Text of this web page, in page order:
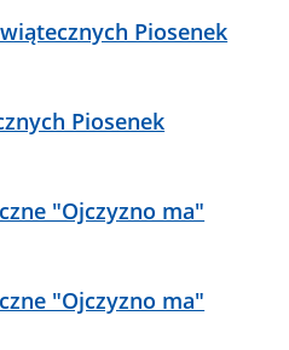
Piosenek
Piosenek
"Ojczyzno ma"
"Ojczyzno ma"